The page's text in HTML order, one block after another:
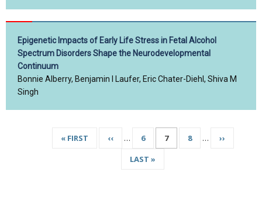
Epigenetic Impacts of Early Life Stress in Fetal Alcohol
Spectrum Disorders Shape the Neurodevelopmental
Continuum
Bonnie Alberry, Benjamin I Laufer, Eric Chater-Diehl, Shiva M
Singh
PaginationPREMIÈRE
« FIRST
PAGE
‹‹ … PAGE
6
PAGE
COURANTE
7 PAGE
8 …
PAGE
››
DERNIÈRE
LAST »